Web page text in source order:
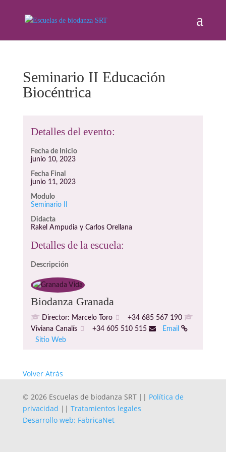
Seminario II Educación
Biocéntrica
Detalles del evento:
Fecha de Inicio
junio 10, 2023
Fecha Final
junio 11, 2023
Modulo
Seminario II
Didacta
Rakel Ampudia y Carlos Orellana
Detalles de la escuela:
Descripción
Biodanza Granada
Director: Marcelo Toro
+34 685 567 190
Viviana Canalís
+34 605 510 515
Email
Sitio Web
Volver Atrás
© 2026 Escuelas de biodanza SRT || Política de
privacidad || Tratamientos legales
Desarrollo web: FabricaNet